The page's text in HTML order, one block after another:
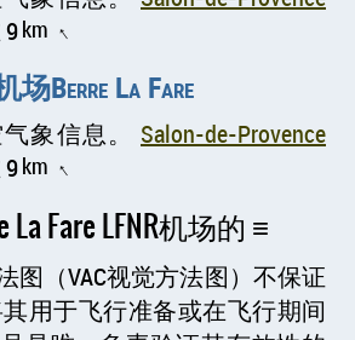
9km ↑
Berre La Fare
象信息。 Salon-de-Provence
9km ↑
La Fare LFNR机场的
图（VAC视觉方法图）不保证
用于飞行准备或在飞行期间